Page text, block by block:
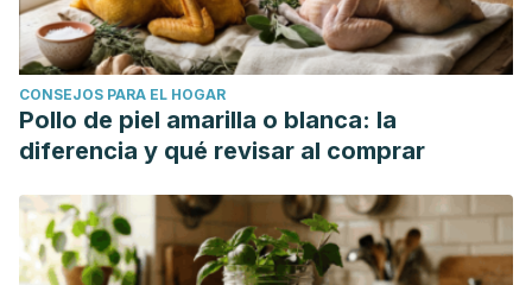
CONSEJOS PARA EL HOGAR
Pollo de piel amarilla o blanca: la
diferencia y qué revisar al comprar